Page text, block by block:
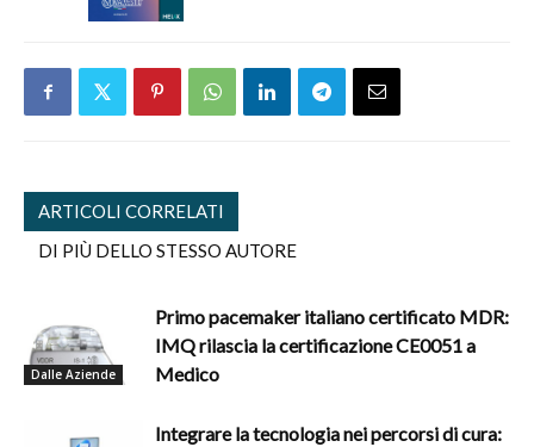
ARTICOLI CORRELATI
DI PIÙ DELLO STESSO AUTORE
Dalle Aziende
Primo pacemaker italiano certificato MDR:
IMQ rilascia la certificazione CE0051 a
Medico
Integrare la tecnologia nei percorsi di cura: